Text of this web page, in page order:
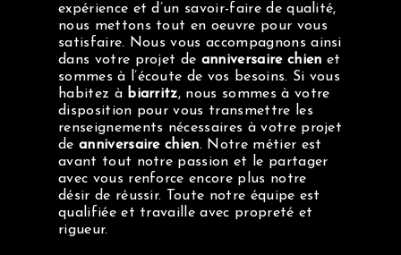
expérience et d’un savoir-faire de qualité,
nous mettons tout en oeuvre pour vous
satisfaire. Nous vous accompagnons ainsi
dans votre projet de anniversaire chien et
sommes à l’écoute de vos besoins. Si vous
habitez à biarritz, nous sommes à votre
disposition pour vous transmettre les
renseignements nécessaires à votre projet
de anniversaire chien. Notre métier est
avant tout notre passion et le partager
avec vous renforce encore plus notre
désir de réussir. Toute notre équipe est
qualifiée et travaille avec propreté et
rigueur.